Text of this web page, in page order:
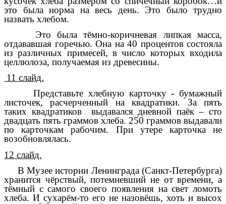
это была норма на весь день.
Это было трудно
назвать хлебом.
Это была тёмно-коричневая липкая масса,
отдававшая горечью. Она на 40 процентов состояла
из различных примесей, в число которых входила
целлюлоза, получаемая из древесины.
11 слайд.
Представьте хлебную карточку - бумажный
листочек, расчерченный на квадратики. За пять
таких квадратиков выдавался дневной паёк – сто
двадцать пять граммов хлеба. 250 граммов выдавали
по карточкам рабочим. При утере карточка не
возобновлялась.
12 слайд.
В Музее истории Ленинграда (Санкт-Петербурга)
хранится чёрствый, потемневший не от времени, а
тёмный с самого своего появления на свет ломоть
хлеба. И сухарём-то его не назовёшь, хоть и высох